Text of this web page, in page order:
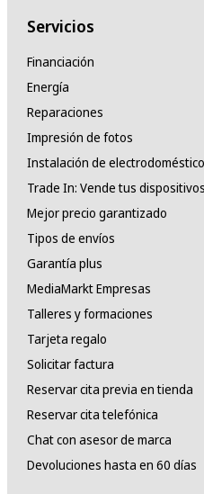
Servicios
Financiación
Energía
Reparaciones
Impresión de fotos
Instalación de
Trade In: Vende tus dispositivos
Mejor precio garantizado
Tipos de envíos
Garantía plus
MediaMarkt Empresas
Talleres y formaciones
Tarjeta regalo
Solicitar factura
Reservar cita previa en tienda
Reservar cita telefónica
Chat con asesor de marca
Devoluciones hasta en 60 días